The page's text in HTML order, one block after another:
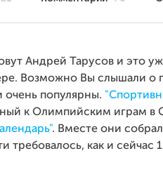
Андрей Тарусов и это
Возможно Вы слышали о
очень популярны.
к Олимпийским играм в
. Вместе они
требовалось, как и сейчас